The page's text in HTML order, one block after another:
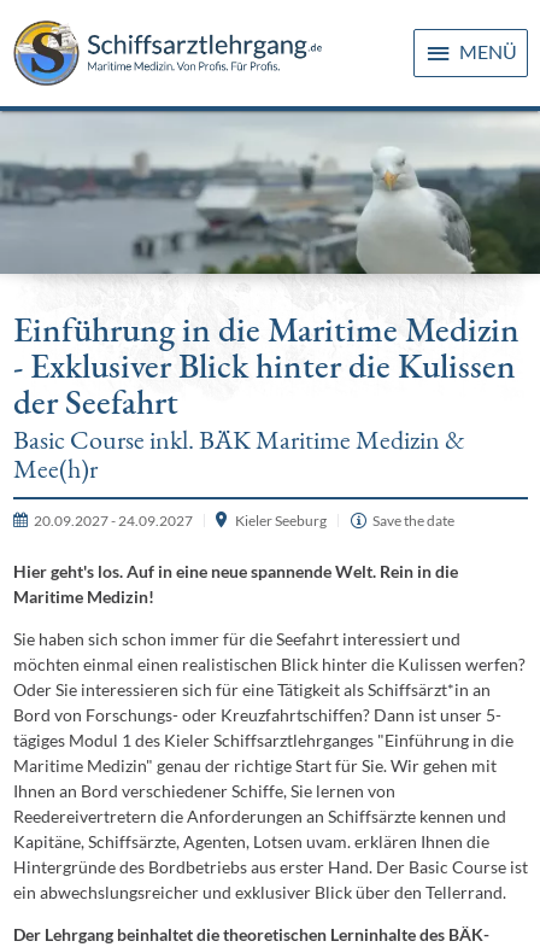
MENÜ
Einführung in die Maritime Medizin
- Exklusiver Blick hinter die Kulissen
der Seefahrt
Basic Course inkl. BÄK Maritime Medizin &
Mee(h)r
20.09.2027 - 24.09.2027 Kieler Seeburg Save the date
Hier geht's los. Auf in eine neue spannende Welt. Rein in die
Maritime Medizin!
Sie haben sich schon immer für die Seefahrt interessiert und
möchten einmal einen realistischen Blick hinter die Kulissen werfen?
Oder Sie interessieren sich für eine Tätigkeit als Schiffsärzt*in an
Bord von Forschungs- oder Kreuzfahrtschiffen? Dann ist unser 5-
tägiges Modul 1 des Kieler Schiffsarztlehrganges "Einführung in die
Maritime Medizin" genau der richtige Start für Sie. Wir gehen mit
Ihnen an Bord verschiedener Schiffe, Sie lernen von
Reedereivertretern die Anforderungen an Schiffsärzte kennen und
Kapitäne, Schiffsärzte, Agenten, Lotsen uvam. erklären Ihnen die
Hintergründe des Bordbetriebs aus erster Hand. Der Basic Course ist
ein abwechslungsreicher und exklusiver Blick über den Tellerrand.
Der Lehrgang beinhaltet die theoretischen Lerninhalte des BÄK-